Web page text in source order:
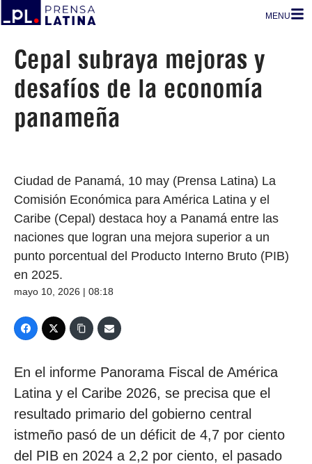
MENU
Cepal subraya mejoras y
desafíos de la economía
panameña
Ciudad de Panamá, 10 may (Prensa Latina) La
Comisión Económica para América Latina y el
Caribe (Cepal) destaca hoy a Panamá entre las
naciones que logran una mejora superior a un
punto porcentual del Producto Interno Bruto (PIB)
en 2025.
mayo 10, 2026 | 08:18
En el informe Panorama Fiscal de América
Latina y el Caribe 2026, se precisa que el
resultado primario del gobierno central
istmeño pasó de un déficit de 4,7 por ciento
del PIB en 2024 a 2,2 por ciento, el pasado